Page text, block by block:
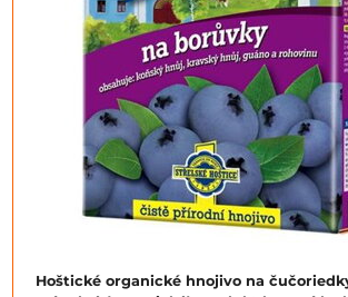
Hoštické organické hnojivo na